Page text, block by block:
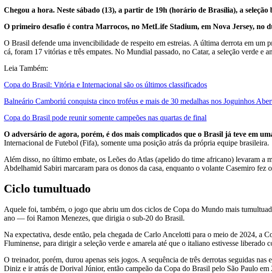
Chegou a hora. Neste sábado (13), a partir de 19h (horário de Brasília), a
O primeiro desafio é contra Marrocos, no MetLife Stadium, em Nova Jersey, no
O Brasil defende uma invencibilidade de respeito em estreias. A última derrota em
cá, foram 17 vitórias e três empates. No Mundial passado, no Catar, a seleção verde
Leia Também:
Copa do Brasil: Vitória e Internacional são os últimos classificados
Balneário Camboriú conquista cinco troféus e mais de 30 medalhas nos Joguinhos
Copa do Brasil pode reunir somente campeões nas quartas de final
O adversário de agora, porém, é dos mais complicados que o Brasil já teve em
Internacional de Futebol (Fifa), somente uma posição atrás da própria equipe brasileira.
Além disso, no último embate, os Leões do Atlas (apelido do time africano) levaram
Abdelhamid Sabiri marcaram para os donos da casa, enquanto o volante Casemiro
Ciclo tumultuado
Aquele foi, também, o jogo que abriu um dos ciclos de Copa do Mundo mais
ano — foi Ramon Menezes, que dirigia o sub-20 do Brasil.
Na expectativa, desde então, pela chegada de Carlo Ancelotti para o meio de 2024, a
Fluminense, para dirigir a seleção verde e amarela até que o italiano estivesse
O treinador, porém, durou apenas seis jogos. A sequência de três derrotas seguidas
Diniz e ir atrás de Dorival Júnior, então campeão da Copa do Brasil pelo São Paulo